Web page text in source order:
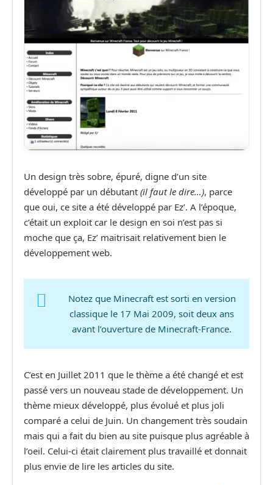
Un design très sobre, épuré, digne d’un site
développé par un débutant (il faut le dire…), parce
que oui, ce site a été développé par Ez’. A l’époque,
c’était un exploit car le design en soi n’est pas si
moche que ça, Ez’ maitrisait relativement bien le
développement web.
Notez que Minecraft est sorti en version
classique le 17 Mai 2009, soit deux ans
avant l’ouverture de Minecraft-France.
C’est en Juillet 2011 que le thème a été changé et est
passé vers un nouveau stade de développement. Un
thème mieux développé, plus évolué et plus joli
comparé a celui de Juin. Un changement très soudain
mais qui a fait du bien au site puisque plus agréable à
l’oeil. Celui-ci était clairement plus travaillé et donnait
plus envie de lire les articles du site.